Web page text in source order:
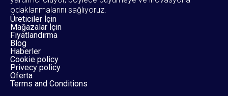
odaklanmalarını sağlıyoruz.
Üreticiler İçin
Mağazalar İçin
Fiyatlandırma
Blog
Haberler
Cookie policy
Privecy policy
Oferta
Terms and Conditions